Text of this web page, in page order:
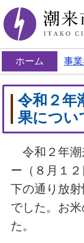
ホーム 事
令和２年
果につい
令和２年潮
ー（８月１
下の通り放
でした。お
た。